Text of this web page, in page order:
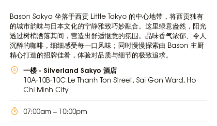
Bason Sakyo 坐落于西贡 Little Tokyo 的中心地带，将西贡独有
的城市韵味与日本文化的宁静雅致巧妙融合。这里绿意盎然，阳光
透过树梢洒落其间，营造出舒适惬意的氛围。品味香气浓郁、令人
沉醉的咖啡，细细感受每一口风味；同时慢慢探索由 Bason 主厨
精心打造的招牌佳肴，体验对品质与细节的极致追求。
一楼 - Silverland Sakyo 酒店
10A-10B-10C Le Thanh Ton Street, Sai Gon Ward, Ho
Chi Minh City
07:00am – 10:00pm